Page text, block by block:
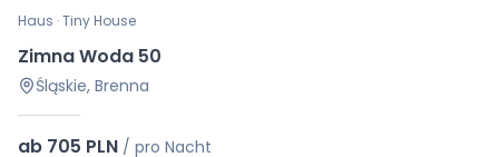
Haus · Tiny House
Zimna Woda 50
Śląskie, Brenna
ab 705 PLN / pro Nacht